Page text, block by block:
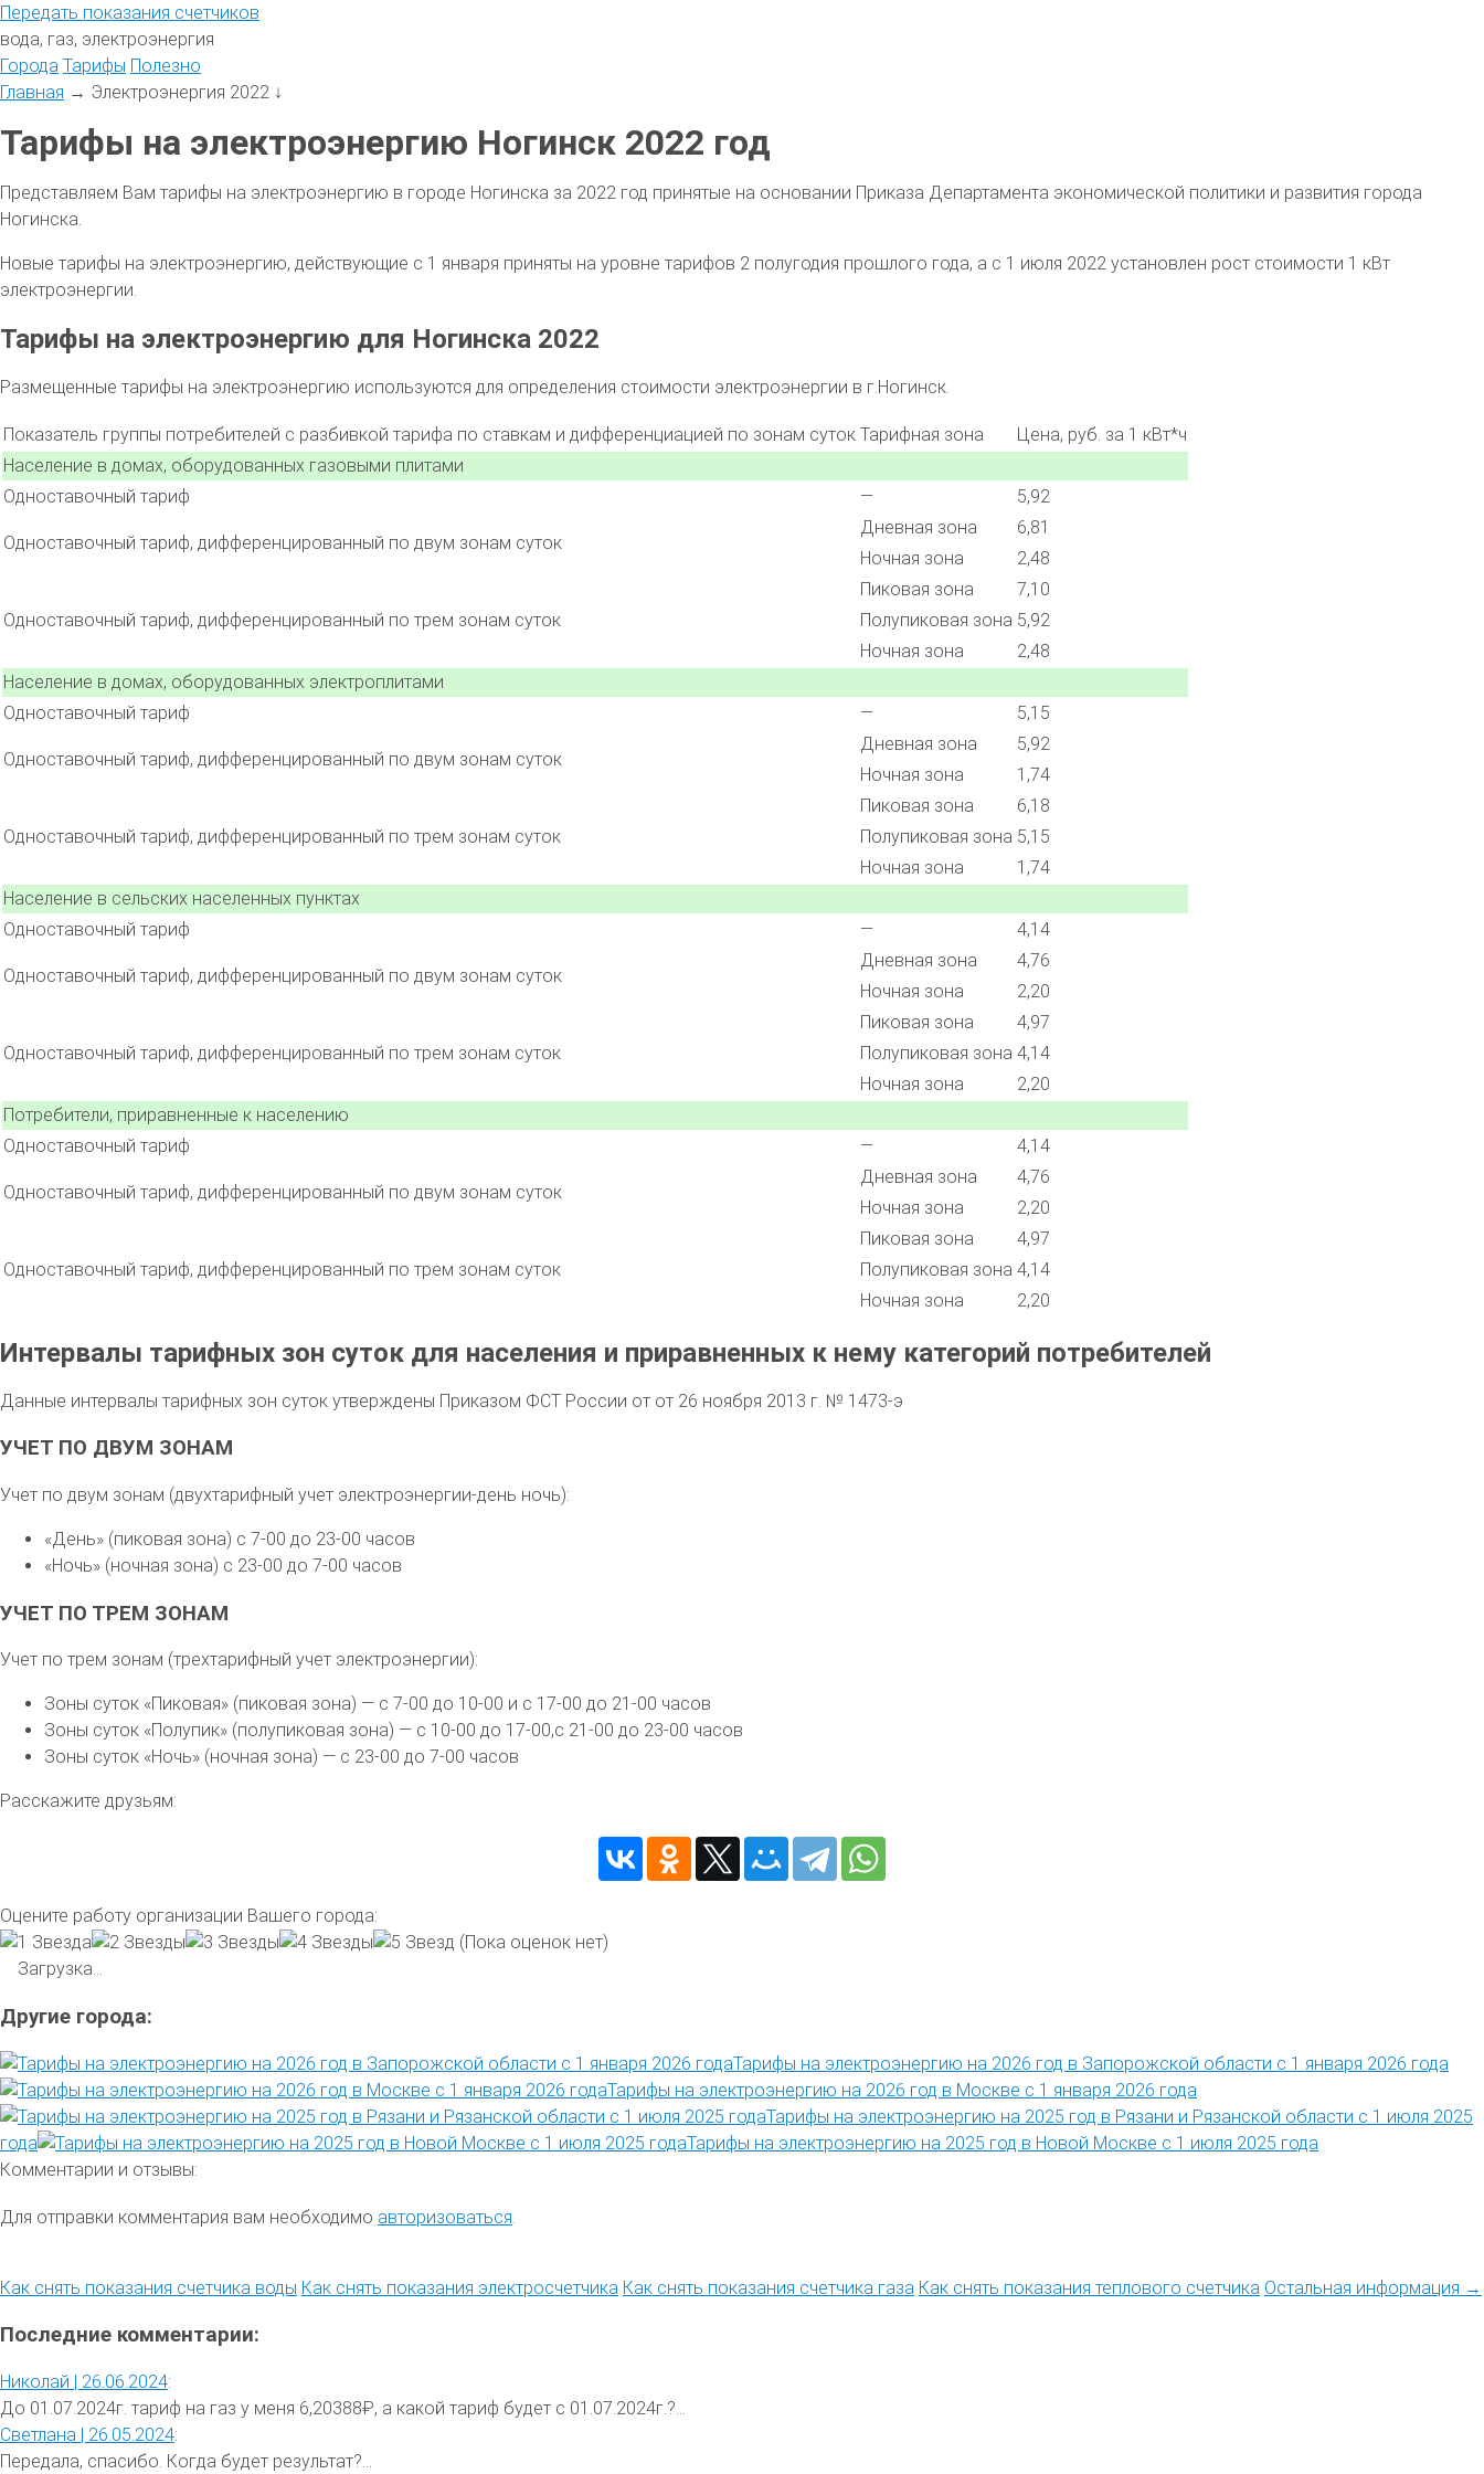
Передать показания счетчиков
вода, газ, электроэнергия
Города Тарифы Полезно
Главная → Электроэнергия 2022 ↓
Тарифы на электроэнергию Ногинск 2022 год
Представляем Вам тарифы на электроэнергию в городе Ногинска за 2022 год принятые на основании Приказа Департамента экономической политики и развития города
Ногинска.
Новые тарифы на электроэнергию, действующие с 1 января приняты на уровне тарифов 2 полугодия прошлого года, а с 1 июля 2022 установлен рост стоимости 1 кВт
электроэнергии.
Тарифы на электроэнергию для Ногинска 2022
Размещенные тарифы на электроэнергию используются для определения стоимости электроэнергии в г.Ногинск.
Показатель группы потребителей с разбивкой тарифа по ставкам и дифференциацией по зонам суток Тарифная зона
Цена, руб. за 1 кВт*ч
Население в домах, оборудованных газовыми плитами
Одноставочный тариф
— 5,92
Одноставочный тариф, дифференцированный по двум зонам суток
Дневная зона
6,81
Ночная зона
2,48
Одноставочный тариф, дифференцированный по трем зонам суток
Пиковая зона
7,10
Полупиковая зона 5,92
Ночная зона
2,48
Население в домах, оборудованных электроплитами
Одноставочный тариф
— 5,15
Одноставочный тариф, дифференцированный по двум зонам суток
Дневная зона
5,92
Ночная зона
1,74
Одноставочный тариф, дифференцированный по трем зонам суток
Пиковая зона
6,18
Полупиковая зона 5,15
Ночная зона
1,74
Население в сельских населенных пунктах
Одноставочный тариф
— 4,14
Одноставочный тариф, дифференцированный по двум зонам суток
Дневная зона
4,76
Ночная зона
2,20
Одноставочный тариф, дифференцированный по трем зонам суток
Пиковая зона
4,97
Полупиковая зона 4,14
Ночная зона
2,20
Потребители, приравненные к населению
Одноставочный тариф
— 4,14
Одноставочный тариф, дифференцированный по двум зонам суток
Дневная зона
4,76
Ночная зона
2,20
Одноставочный тариф, дифференцированный по трем зонам суток
Пиковая зона
4,97
Полупиковая зона 4,14
Ночная зона
2,20
Интервалы тарифных зон суток для населения и приравненных к нему категорий потребителей
Данные интервалы тарифных зон суток утверждены Приказом ФСТ России от от 26 ноября 2013 г. № 1473-э
УЧЕТ ПО ДВУМ ЗОНАМ
Учет по двум зонам (двухтарифный учет электроэнергии-день ночь):
«День» (пиковая зона) с 7-00 до 23-00 часов
«Ночь» (ночная зона) с 23-00 до 7-00 часов
УЧЕТ ПО ТРЕМ ЗОНАМ
Учет по трем зонам (трехтарифный учет электроэнергии):
Зоны суток «Пиковая» (пиковая зона) — с 7-00 до 10-00 и с 17-00 до 21-00 часов
Зоны суток «Полупик» (полупиковая зона) — с 10-00 до 17-00,с 21-00 до 23-00 часов
Зоны суток «Ночь» (ночная зона) — с 23-00 до 7-00 часов
Расскажите друзьям:
Оцените работу организации Вашего города:
(Пока оценок нет)
Загрузка...
Другие города:
Тарифы на электроэнергию на 2026 год в Запорожской области с 1 января 2026 года
Тарифы на электроэнергию на 2026 год в Москве с 1 января 2026 года
Тарифы на электроэнергию на 2025 год в Рязани и Рязанской области с 1 июля 2025
года
Тарифы на электроэнергию на 2025 год в Новой Москве с 1 июля 2025 года
Комментарии и отзывы:
Для отправки комментария вам необходимо авторизоваться
Как снять показания счетчика воды Как снять показания электросчетчика Как снять показания счетчика газа Как снять показания теплового счетчика Остальная информация →
Последние комментарии:
Николай | 26.06.2024:
До 01.07.2024г. тариф на газ у меня 6,20388₽, а какой тариф будет с 01.07.2024г.?...
Светлана | 26.05.2024:
Передала, спасибо. Когда будет результат?...